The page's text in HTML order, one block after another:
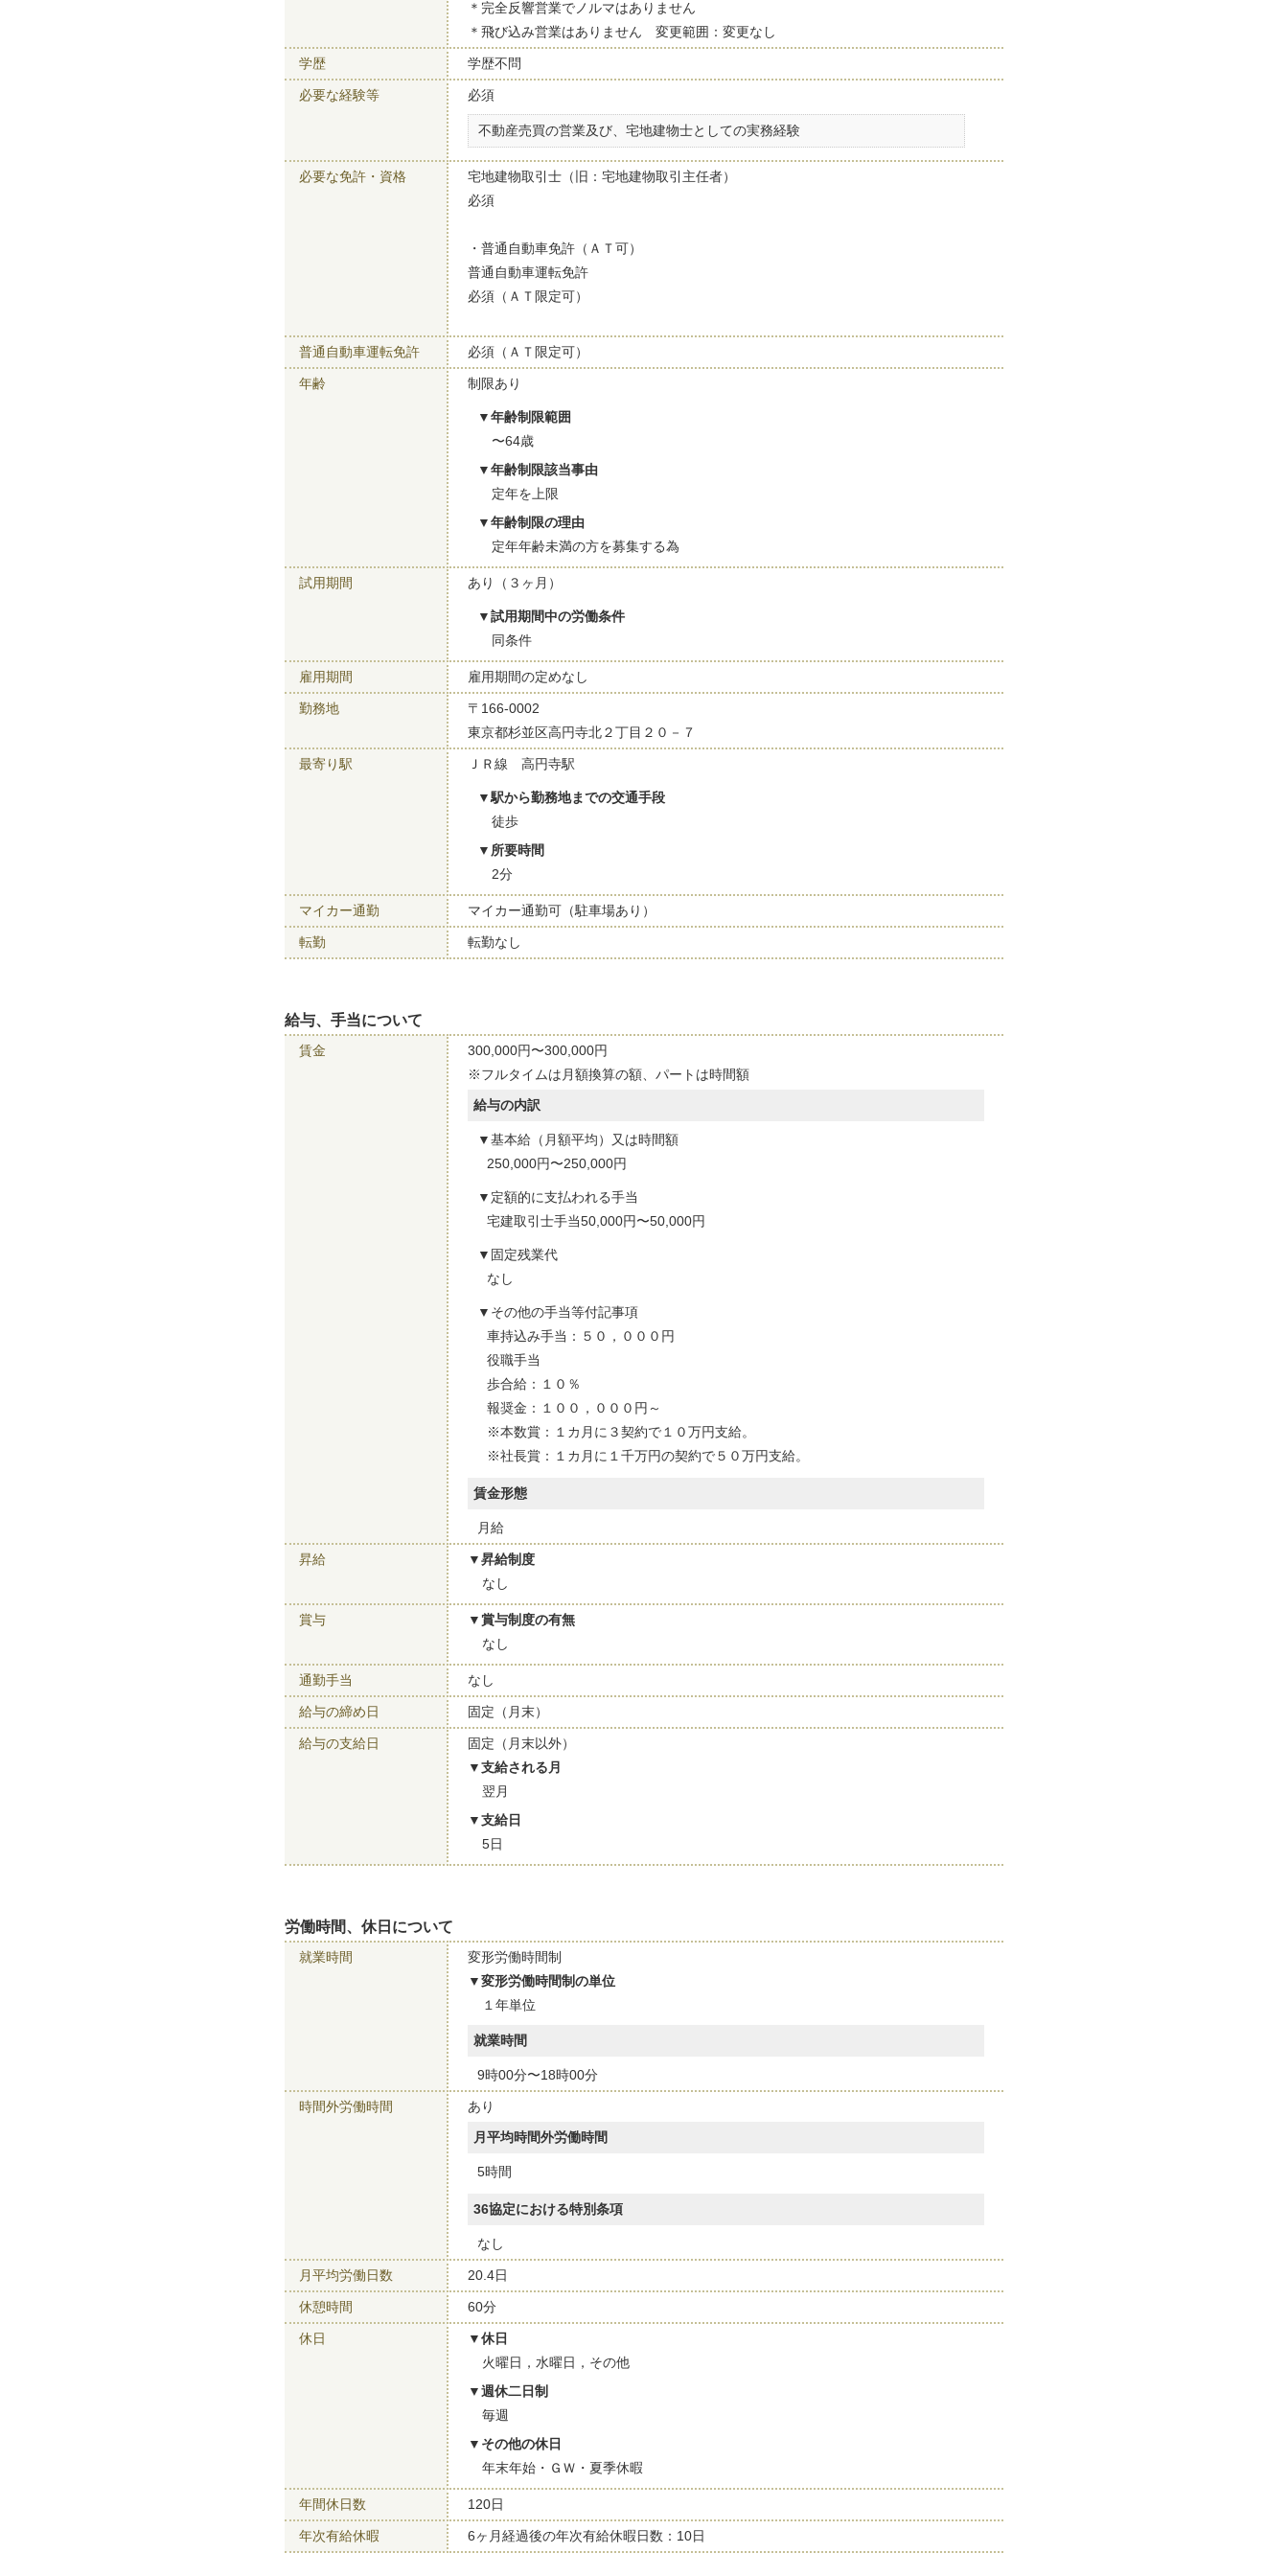
＊完全反響営業でノルマはありません
＊飛び込み営業はありません 変更範囲：変更なし
学歴 学歴不問
必要な経験等 必須
不動産売買の営業及び、宅地建物士としての実務経験
必要な免許・資格
宅地建物取引士（旧：宅地建物取引主任者）
必須
・普通自動車免許（ＡＴ可）
普通自動車運転免許
必須（ＡＴ限定可）
普通自動車運転免許 必須（ＡＴ限定可）
年齢 制限あり
年齢制限範囲
〜64歳
年齢制限該当事由
定年を上限
年齢制限の理由
定年年齢未満の方を募集する為
試用期間 あり（３ヶ月）
試用期間中の労働条件
同条件
雇用期間 雇用期間の定めなし
勤務地
〒166-0002
東京都杉並区高円寺北２丁目２０－７
最寄り駅 ＪＲ線 高円寺駅
駅から勤務地までの交通手段
徒歩
所要時間
2分
マイカー通勤 マイカー通勤可（駐車場あり）
転勤 転勤なし
給与、手当について
賃金
300,000円〜300,000円
※フルタイムは月額換算の額、パートは時間額
給与の内訳
基本給（月額平均）又は時間額
250,000円〜250,000円
定額的に支払われる手当
宅建取引士手当50,000円〜50,000円
固定残業代
なし
その他の手当等付記事項
車持込み手当：５０，０００円
役職手当
歩合給：１０％
報奨金：１００，０００円～
※本数賞：１カ月に３契約で１０万円支給。
※社長賞：１カ月に１千万円の契約で５０万円支給。
賃金形態
月給
昇給
昇給制度
なし
賞与
賞与制度の有無
なし
通勤手当 なし
給与の締め日 固定（月末）
給与の支給日
固定（月末以外）
支給される月
翌月
支給日
5日
労働時間、休日について
就業時間
変形労働時間制
変形労働時間制の単位
１年単位
就業時間
9時00分〜18時00分
時間外労働時間
あり
月平均時間外労働時間
5時間
36協定における特別条項
なし
月平均労働日数 20.4日
休憩時間 60分
休日
休日
火曜日，水曜日，その他
週休二日制
毎週
その他の休日
年末年始・ＧＷ・夏季休暇
年間休日数 120日
年次有給休暇 6ヶ月経過後の年次有給休暇日数：10日